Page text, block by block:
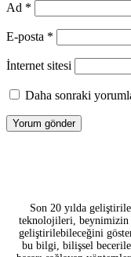
Ad *
E-posta *
İnternet sitesi
Daha sonraki
Son 20 yılda
teknolojileri, beynimizin
geliştirilebileceğini
bu bilgi, bilişsel